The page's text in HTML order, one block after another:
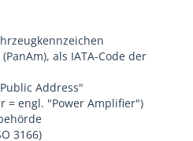
als IATA-Code der
Address"
= engl. "Power Amplifier")
3166)